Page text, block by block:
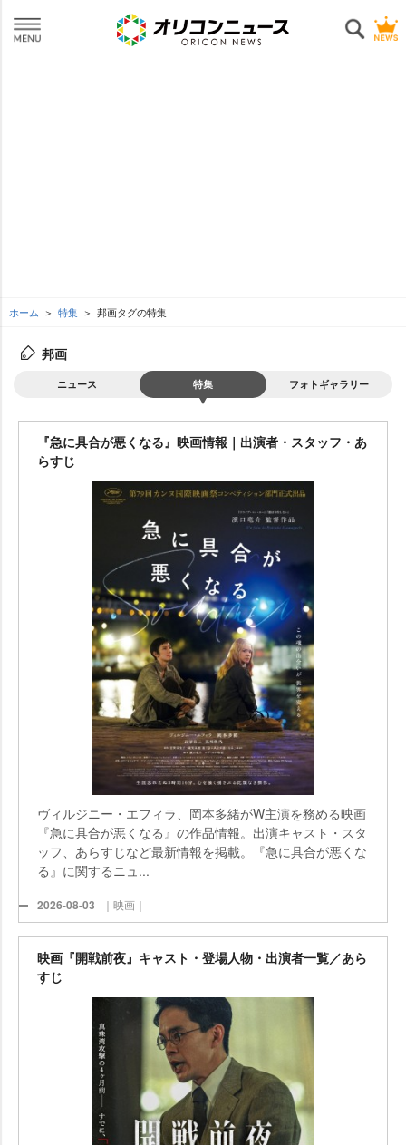
ホーム 特集 邦画タグの特集
邦画
ニュース 特集 フォトギャラリー
『急に具合が悪くなる』映画情報｜出演者・スタッフ・あ
らすじ
ヴィルジニー・エフィラ、岡本多緒がW主演を務める映画
『急に具合が悪くなる』の作品情報。出演キャスト・スタ
ッフ、あらすじなど最新情報を掲載。『急に具合が悪くな
る』に関するニュ...
2026-08-03 ｜映画｜
映画『開戦前夜』キャスト・登場人物・出演者一覧／あら
すじ